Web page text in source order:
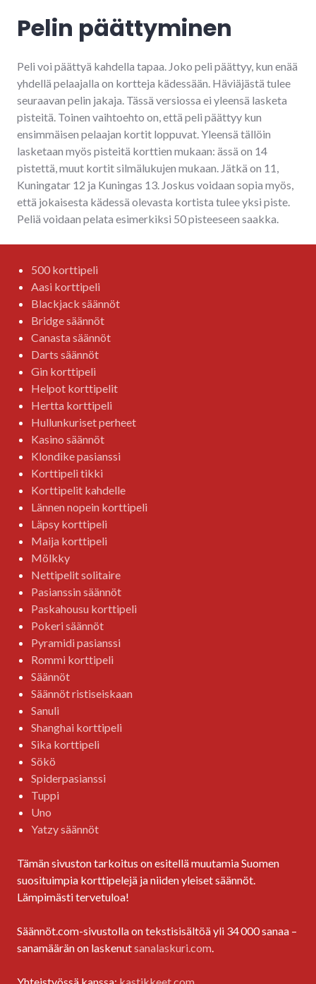
Pelin päättyminen
Peli voi päättyä kahdella tapaa. Joko peli päättyy, kun enää
yhdellä pelaajalla on kortteja kädessään. Häviäjästä tulee
seuraavan pelin jakaja. Tässä versiossa ei yleensä lasketa
pisteitä. Toinen vaihtoehto on, että peli päättyy kun
ensimmäisen pelaajan kortit loppuvat. Yleensä tällöin
lasketaan myös pisteitä korttien mukaan: ässä on 14
pistettä, muut kortit silmälukujen mukaan. Jätkä on 11,
Kuningatar 12 ja Kuningas 13. Joskus voidaan sopia myös,
että jokaisesta kädessä olevasta kortista tulee yksi piste.
Peliä voidaan pelata esimerkiksi 50 pisteeseen saakka.
500 korttipeli
Aasi korttipeli
Blackjack säännöt
Bridge säännöt
Canasta säännöt
Darts säännöt
Gin korttipeli
Helpot korttipelit
Hertta korttipeli
Hullunkuriset perheet
Kasino säännöt
Klondike pasianssi
Korttipeli tikki
Korttipelit kahdelle
Lännen nopein korttipeli
Läpsy korttipeli
Maija korttipeli
Mölkky
Nettipelit solitaire
Pasianssin säännöt
Paskahousu korttipeli
Pokeri säännöt
Pyramidi pasianssi
Rommi korttipeli
Säännöt
Säännöt ristiseiskaan
Sanuli
Shanghai korttipeli
Sika korttipeli
Sökö
Spiderpasianssi
Tuppi
Uno
Yatzy säännöt
Tämän sivuston tarkoitus on esitellä muutamia Suomen
suosituimpia korttipelejä ja niiden yleiset säännöt.
Lämpimästi tervetuloa!
Säännöt.com-sivustolla on tekstisisältöä yli 34 000 sanaa –
sanamäärän on laskenutsanalaskuri.com